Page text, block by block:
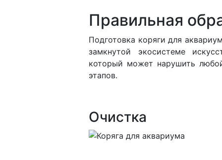
Правильная
Подготовка коряги для
замкнутой экосистеме
который может нарушить
этапов.
Очистка